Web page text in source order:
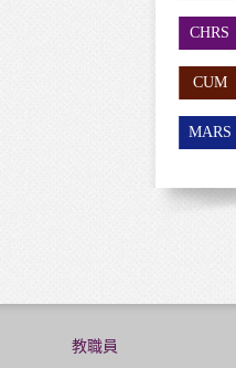
CHRS
CUM
MARS
教職員